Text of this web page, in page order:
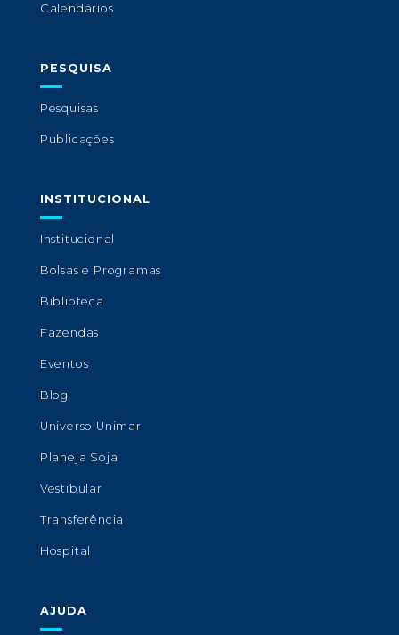
Calendários
PESQUISA
Pesquisas
Publicações
INSTITUCIONAL
Institucional
Bolsas e Programas
Biblioteca
Fazendas
Eventos
Blog
Universo Unimar
Planeja Soja
Vestibular
Transferência
Hospital
AJUDA